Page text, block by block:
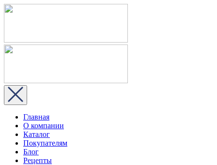
Главная
О компании
Каталог
Покупателям
Блог
Рецепты